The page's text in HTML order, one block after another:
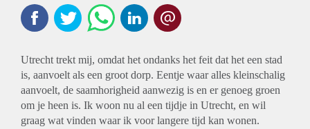
Utrecht trekt mij, omdat het ondanks het feit dat het een stad
is, aanvoelt als een groot dorp. Eentje waar alles kleinschalig
aanvoelt, de saamhorigheid aanwezig is en er genoeg groen
om je heen is. Ik woon nu al een tijdje in Utrecht, en wil
graag wat vinden waar ik voor langere tijd kan wonen.